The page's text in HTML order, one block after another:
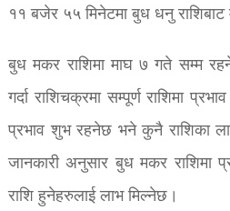
११ बजेर ५५ मिनेटमा बुध धनु राशिबाट
बुध मकर राशिमा माघ ७ गते सम्म
गर्दा राशिचक्रमा सम्पूर्ण राशिमा
प्रभाव शुभ रहनेछ भने कुनै राशिका
जानकारी अनुसार बुध मकर राशिमा
राशि हुनेहरुलाई लाभ मिल्नेछ।